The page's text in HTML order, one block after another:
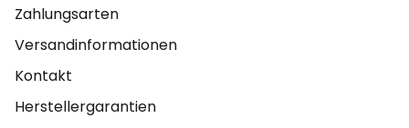
Zahlungsarten
Versandinformationen
Kontakt
Herstellergarantien